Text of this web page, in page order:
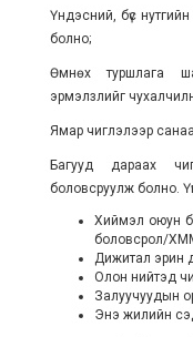
Үндэсний, бүс
болно;
Өмнөх туршлага
эрмэлзлийг
Ямар чиглэлээр
Багууд дараах
боловсруулж болно.
Хиймэл оюун
боловсрол/
Дижитал эрин
Олон нийтэд
Залуучуудын
Энэ жилийн